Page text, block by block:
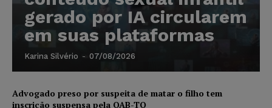
gerado por IA circularem
em suas plataformas
Karina Silvério - 07/08/2026
Advogado preso por suspeita de matar o filho tem
inscrição suspensa pela OAB-TO